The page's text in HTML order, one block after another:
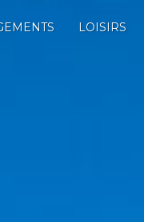
LOISIRS